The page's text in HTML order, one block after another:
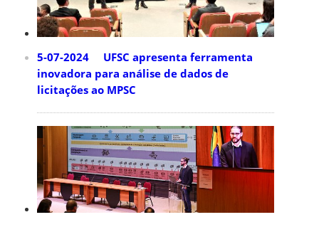
5-07-2024 UFSC apresenta ferramenta
inovadora para análise de dados de
licitações ao MPSC